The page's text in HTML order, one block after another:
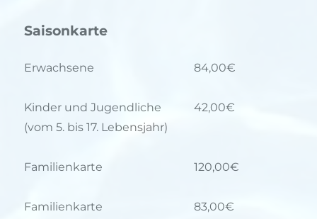
Saisonkarte
Erwachsene 84,00€
Kinder und Jugendliche
(vom 5. bis 17. Lebensjahr)
42,00€
Familienkarte 120,00€
Familienkarte
83,00€